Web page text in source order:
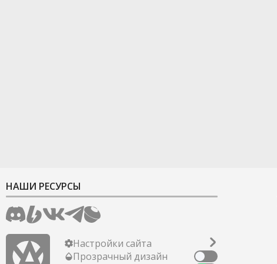
НАШИ РЕСУРСЫ
Настройки сайта
Прозрачный дизайн